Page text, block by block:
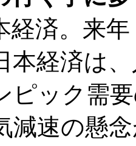
済。来年
本経済は
ピック需
減速の懸